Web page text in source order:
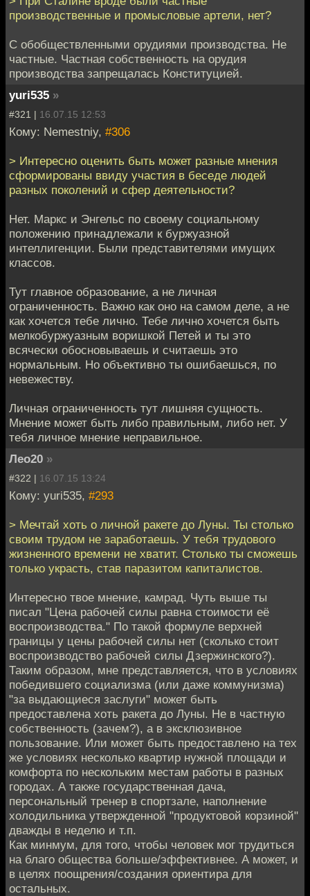
производственные и промысловые артели, нет?
С обобществленными орудиями производства. Не
частные. Частная собственность на орудия
производства запрещалась Конституцией.
yuri535 »
#321 | 16.07.15 12:53
Кому: Nemestniy, #306
> Интересно оценить быть может разные мнения
сформированы ввиду участия в беседе людей
разных поколений и сфер деятельности?
Нет. Маркс и Энгельс по своему социальному
положению принадлежали к буржуазной
интеллигенции. Были представителями имущих
классов.
Тут главное образование, а не личная
ограниченность. Важно как оно на самом деле, а не
как хочется тебе лично. Тебе лично хочется быть
мелкобуржуазным воришкой Петей и ты это
всячески обосновываешь и считаешь это
нормальным. Но объективно ты ошибаешься, по
невежеству.
Личная ограниченность тут лишняя сущность.
Мнение может быть либо правильным, либо нет. У
тебя личное мнение неправильное.
Лео20 »
#322 | 16.07.15 13:24
Кому: yuri535, #293
> Мечтай хоть о личной ракете до Луны. Ты столько
своим трудом не заработаешь. У тебя трудового
жизненного времени не хватит. Столько ты сможешь
только украсть, став паразитом капиталистов.
Интересно твое мнение, камрад. Чуть выше ты
писал "Цена рабочей силы равна стоимости её
воспроизводства." По такой формуле верхней
границы у цены рабочей силы нет (сколько стоит
воспроизводство рабочей силы Дзержинского?).
Таким образом, мне представляется, что в условиях
победившего социализма (или даже коммунизма)
"за выдающиеся заслуги" может быть
предоставлена хоть ракета до Луны. Не в частную
собственность (зачем?), а в эксклюзивное
пользование. Или может быть предоставлено на тех
же условиях несколько квартир нужной площади и
комфорта по нескольким местам работы в разных
городах. А также государственная дача,
персональный тренер в спортзале, наполнение
холодильника утвержденной "продуктовой корзиной"
дважды в неделю и т.п.
Как минмум, для того, чтобы человек мог трудиться
на благо общества больше/эффективнее. А может, и
в целях поощрения/создания ориентира для
остальных.